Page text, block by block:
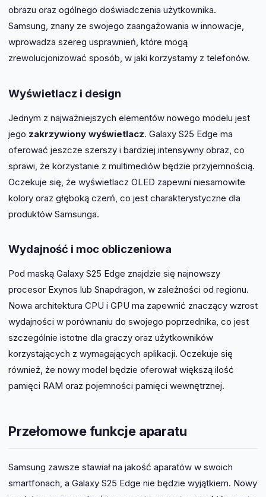
obrazu oraz ogólnego doświadczenia użytkownika.
Samsung, znany ze swojego zaangażowania w innowacje,
wprowadza szereg usprawnień, które mogą
zrewolucjonizować sposób, w jaki korzystamy z telefonów.
Wyświetlacz i design
Jednym z najważniejszych elementów nowego modelu jest
jego zakrzywiony wyświetlacz. Galaxy S25 Edge ma
oferować jeszcze szerszy i bardziej intensywny obraz, co
sprawi, że korzystanie z multimediów będzie przyjemnością.
Oczekuje się, że wyświetlacz OLED zapewni niesamowite
kolory oraz głęboką czerń, co jest charakterystyczne dla
produktów Samsunga.
Wydajność i moc obliczeniowa
Pod maską Galaxy S25 Edge znajdzie się najnowszy
procesor Exynos lub Snapdragon, w zależności od regionu.
Nowa architektura CPU i GPU ma zapewnić znaczący wzrost
wydajności w porównaniu do swojego poprzednika, co jest
szczególnie istotne dla graczy oraz użytkowników
korzystających z wymagających aplikacji. Oczekuje się
również, że nowy model będzie oferował większą ilość
pamięci RAM oraz pojemności pamięci wewnętrznej.
Przełomowe funkcje aparatu
Samsung zawsze stawiał na jakość aparatów w swoich
smartfonach, a Galaxy S25 Edge nie będzie wyjątkiem. Nowy